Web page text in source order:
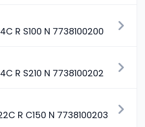
R S100 N 7738100200
R S210 N 7738100202
R C150 N 7738100203